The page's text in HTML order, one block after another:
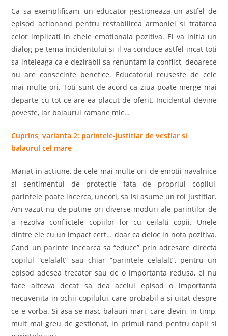
Ca sa exemplificam, un educator gestioneaza un astfel de
episod actionand pentru restabilirea armoniei si tratarea
celor implicati in cheie emotionala pozitiva. El va initia un
dialog pe tema incidentului si il va conduce astfel incat toti
sa inteleaga ca e dezirabil sa renuntam la conflict, deoarece
nu are consecinte benefice. Educatorul reuseste de cele
mai multe ori. Toti sunt de acord ca ziua poate merge mai
departe cu tot ce are ea placut de oferit. Incidentul devine
poveste, iar balaurul ramane mic…
Cuprins, varianta 2: parintele-justitiar de vestiar si
balaurul cel mare
Manat in actiune, de cele mai multe ori, de emotii navalnice
si sentimentul de protectie fata de propriul copilul,
parintele poate incerca, uneori, sa isi asume un rol justitiar.
Am vazut nu de putine ori diverse moduri ale parintilor de
a rezolva conflictele copiilor lor cu ceilalti copii. Unele
dintre ele cu un impact cert… doar ca deloc in nota pozitiva.
Cand un parinte incearca sa “educe” prin adresare directa
copilul “celalalt” sau chiar “parintele celalalt”, pentru un
episod adesea trecator sau de o importanta redusa, el nu
face altceva decat sa dea acelui episod o importanta
necuvenita in ochii copilului, care probabil a si uitat despre
ce e vorba. Si asa se nasc balauri mari, care devin, in timp,
mult mai greu de gestionat, in primul rand pentru copil si